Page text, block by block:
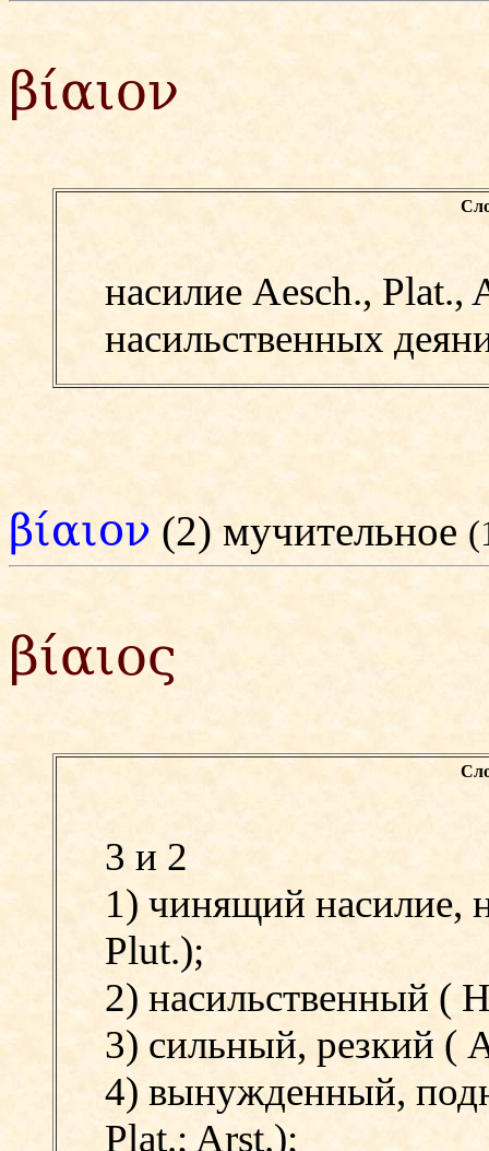
βίαιον
насилие Aesch., Plat.,
насильственных
βίαιον (2) мучительное
βίαιος
3 и 2
1) чинящий насилие,
Plut.);
2) насильственный (
3) сильный, резкий (
4) вынужденный,
Plat.; Arst.);